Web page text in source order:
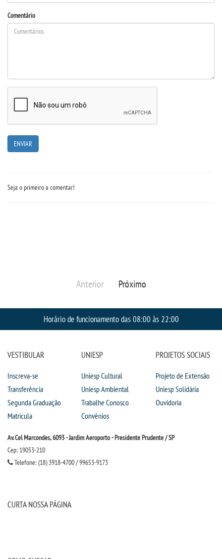
REGULAMENTOS
PORTAL DE PROFESSORES/ACADÊMICO
CONTATO
Comentário
Seja o primeiro a comentar!
Anterior Próximo
Horário de funcionamento das 08:00 às 22:00
VESTIBULAR
Inscreva-se
Transferência
Segunda Graduação
Matrícula
UNIESP
Uniesp Cultural
Uniesp Ambiental
Trabalhe Conosco
Convênios
PROJETOS SOCIAIS
Projeto de Extensão
Uniesp Solidária
Ouvidoria
Av. Cel Marcondes, 6093 - Jardim Aeroporto - Presidente Prudente / SP
Cep: 19053-210
Telefone: (18) 3918-4700 / 99653-9173
CURTA NOSSA PÁGINA